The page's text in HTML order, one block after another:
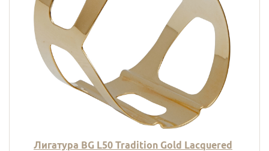
Лигатура BG L50 Tradition Gold Lacquered